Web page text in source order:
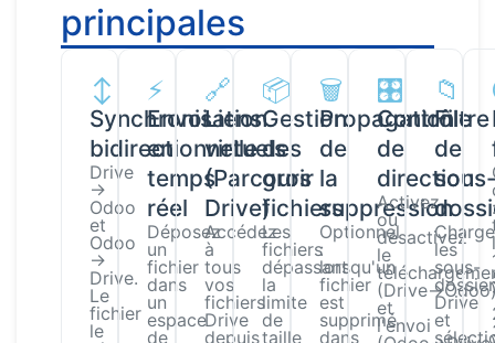
principales
↕️
Synchronisation
bidirectionnelle
Drive
→
Odoo
et
Odoo
→
Drive.
Le
fichier
le
⚡
Envoi
en
temps
réel
Déposez
un
fichier
dans
un
espace
de
🔗
Liens
virtuels
(Parcourir
Drive)
Accédez
à
tous
vos
fichiers
Drive
depuis
📦
Gestion
des
gros
fichiers
Les
fichiers
dépassant
la
limite
de
taille
🗑️
Propagation
de
la
suppression
Optionnel
:
lorsqu'un
fichier
est
supprimé
dans
🎛️
Contrôle
de
direction
Activez
ou
désactivez
le
et
l'envoi
📁
Filtre
de
les
sous-
Drive
et
: